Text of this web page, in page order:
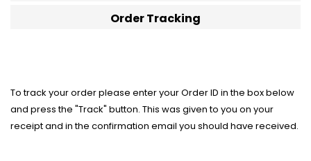
Order Tracking
To track your order please enter your Order ID in the box below
and press the "Track" button. This was given to you on your
receipt and in the confirmation email you should have received.